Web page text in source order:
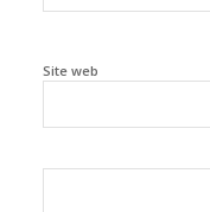
Site web